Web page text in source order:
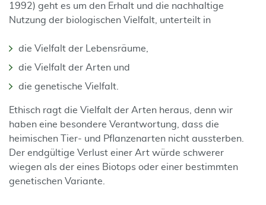
1992) geht es um den Erhalt und die nachhaltige
Nutzung der biologischen Vielfalt, unterteilt in
die Vielfalt der Lebensräume,
die Vielfalt der Arten und
die genetische Vielfalt.
Ethisch ragt die Vielfalt der Arten heraus, denn wir
haben eine besondere Verantwortung, dass die
heimischen Tier- und Pflanzenarten nicht aussterben.
Der endgültige Verlust einer Art würde schwerer
wiegen als der eines Biotops oder einer bestimmten
genetischen Variante.